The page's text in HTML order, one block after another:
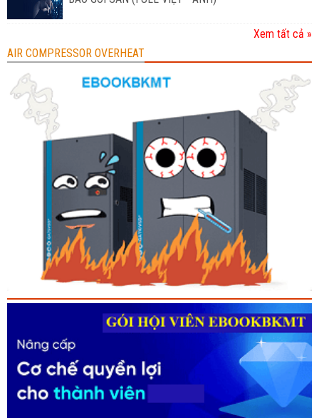
Xem tất cả »
AIR COMPRESSOR OVERHEAT